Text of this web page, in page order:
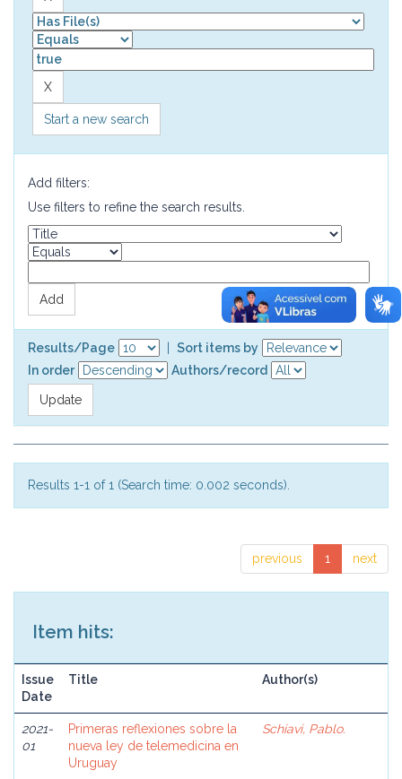
Start a new search
Add filters:
Use filters to refine the search results.
Results/Page
Sort items by
In order
Authors/record
Results 1-1 of 1 (Search time: 0.002 seconds).
previous 1 next
Item hits:
Issue
Date
Title Author(s)
2021-
01
Primeras reflexiones sobre la
nueva ley de telemedicina en
Uruguay
Schiavi, Pablo.